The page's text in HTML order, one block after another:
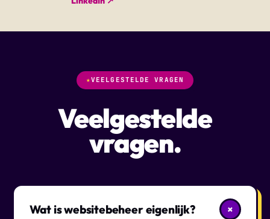
★VEELGESTELDE VRAGEN
Veelgestelde
vragen.
Wat is websitebeheer eigenlijk? +